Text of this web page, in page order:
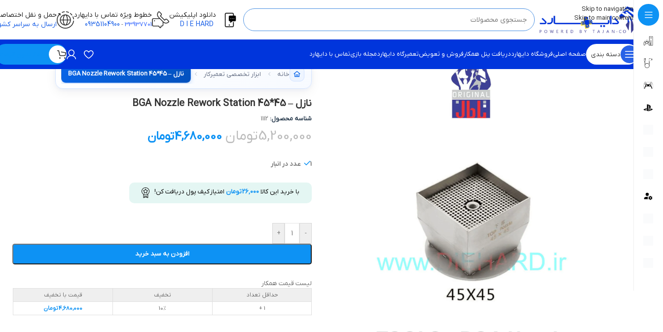
Skip to navigation
Skip to main content
💡برچسب و اسکین کنسول ها بروز شد . . . اینجا کیک کن !
دانلود اپلیکیشن
خطوط ویژه تماس با دایهارد
33937701
-
09351104900
حمل و نقل
ارسال به سراسر
دسته بندی صفحه اصلیفروشگاه دایهارددریافت پنل همکارفروش و تعویضتعمیرگاه دایهاردمجله بازیتماس با دایهارد
خانه ابزار تخصصی تعمیرکار نازل – BGA Nozzle Rework Station 45*45
نازل – BGA Nozzle Rework Station 45*45
شناسه محصول: 1112
5,200,000تومان 4,680,000تومان
1 عدد در انبار
با خرید این کالا26,000تومان امتیاز کیف پول دریافت کن!
-
+
افزودن به سبد خرید
لیست قیمت همکار
حداقل تعداد تخفیف
قیمت با تخفیف
1 +
10%
4,680,000تومان